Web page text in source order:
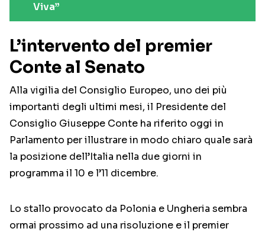
Viva”
L’intervento del premier
Conte al Senato
Alla vigilia del Consiglio Europeo, uno dei più
importanti degli ultimi mesi, il Presidente del
Consiglio Giuseppe Conte ha riferito oggi in
Parlamento per illustrare in modo chiaro quale sarà
la posizione dell’Italia nella due giorni in
programma il 10 e l’11 dicembre.
Lo stallo provocato da Polonia e Ungheria sembra
ormai prossimo ad una risoluzione e il premier